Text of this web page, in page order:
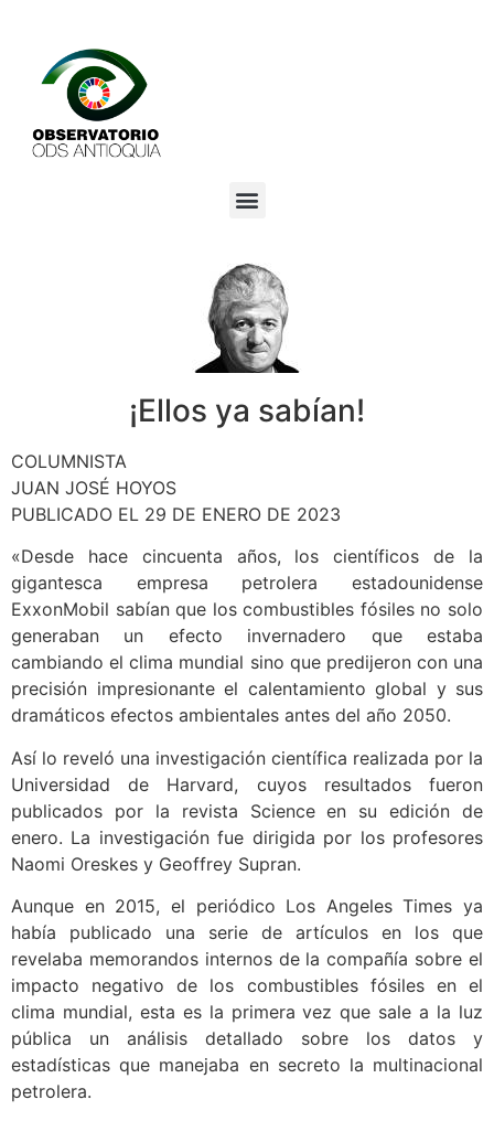
¡Ellos ya sabían!
COLUMNISTA
JUAN JOSÉ HOYOS
PUBLICADO EL 29 DE ENERO DE 2023
«Desde hace cincuenta años, los científicos de la
gigantesca empresa petrolera estadounidense
ExxonMobil sabían que los combustibles fósiles no solo
generaban un efecto invernadero que estaba
cambiando el clima mundial sino que predijeron con una
precisión impresionante el calentamiento global y sus
dramáticos efectos ambientales antes del año 2050.
Así lo reveló una investigación científica realizada por la
Universidad de Harvard, cuyos resultados fueron
publicados por la revista Science en su edición de
enero. La investigación fue dirigida por los profesores
Naomi Oreskes y Geoffrey Supran.
Aunque en 2015, el periódico Los Angeles Times ya
había publicado una serie de artículos en los que
revelaba memorandos internos de la compañía sobre el
impacto negativo de los combustibles fósiles en el
clima mundial, esta es la primera vez que sale a la luz
pública un análisis detallado sobre los datos y
estadísticas que manejaba en secreto la multinacional
petrolera.